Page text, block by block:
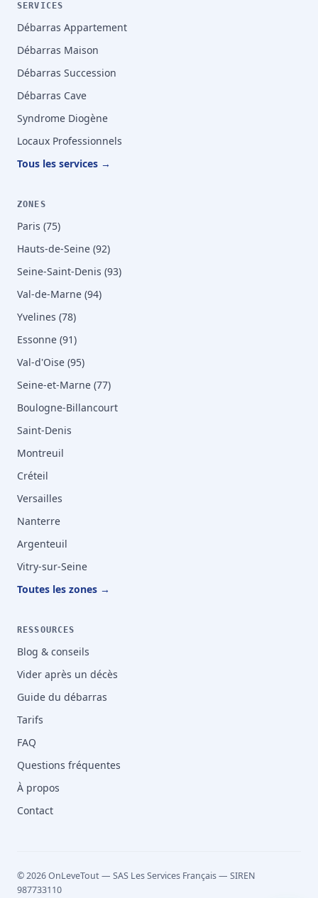
SERVICES
Débarras Appartement
Débarras Maison
Débarras Succession
Débarras Cave
Syndrome Diogène
Locaux Professionnels
Tous les services →
ZONES
Paris (75)
Hauts-de-Seine (92)
Seine-Saint-Denis (93)
Val-de-Marne (94)
Yvelines (78)
Essonne (91)
Val-d'Oise (95)
Seine-et-Marne (77)
Boulogne-Billancourt
Saint-Denis
Montreuil
Créteil
Versailles
Nanterre
Argenteuil
Vitry-sur-Seine
Toutes les zones →
RESSOURCES
Blog & conseils
Vider après un décès
Guide du débarras
Tarifs
FAQ
Questions fréquentes
À propos
Contact
© 2026 OnLeveTout — SAS Les Services Français — SIREN
987733110